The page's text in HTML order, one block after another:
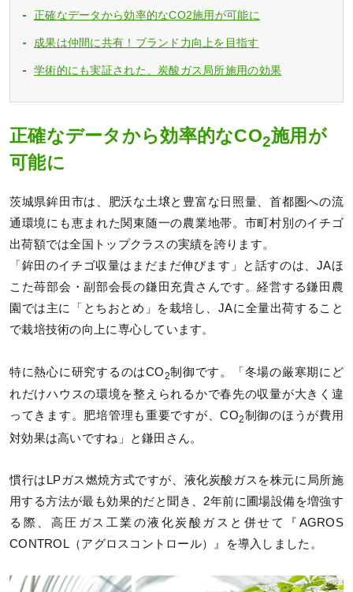
正確なデータから効率的なCO2施用が可能に
成果は仲間に共有！ブランド力向上を目指す
学術的にも実証された、炭酸ガス局所施用の効果
正確なデータから効率的なCO2施用が
可能に
茨城県鉾田市は、肥沃な土壌と豊富な日照量、首都圏への流
通環境にも恵まれた関東随一の農業地帯。市町村別のイチゴ
出荷額では全国トップクラスの実績を誇ります。
「鉾田のイチゴ収量はまだまだ伸びます」と話すのは、JAほ
こた苺部会・副部会長の鎌田充貴さんです。経営する鎌田農
園では主に「とちおとめ」を栽培し、JAに全量出荷すること
で栽培技術の向上に専心しています。
特に熱心に研究するのはCO2制御です。「冬場の厳寒期にど
れだけハウスの環境を整えられるかで春先の収量が大きく違
ってきます。肥培管理も重要ですが、CO2制御のほうが費用
対効果は高いですね」と鎌田さん。
慣行はLPガス燃焼方式ですが、液化炭酸ガスを株元に局所施
用する方法が最も効果的だと聞き、2年前に圃場設備を増強す
る際、高圧ガス工業の液化炭酸ガスと併せて『AGROS
CONTROL（アグロスコントロール）』を導入しました。